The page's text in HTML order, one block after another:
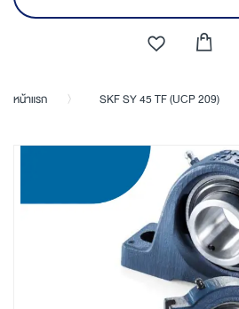
หน้าแรก SKF SY 45 TF (UCP 209)
Skip
to
the
end
of
the
images
gallery